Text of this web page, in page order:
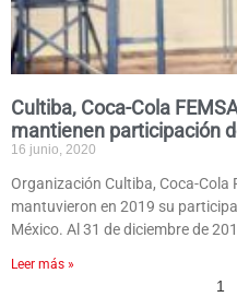
Cultiba, Coca-Cola
mantienen participación
16 junio, 2020
Organización Cultiba, Coca-Cola
mantuvieron en 2019 su
México. Al 31 de diciembre de
Leer más »
1